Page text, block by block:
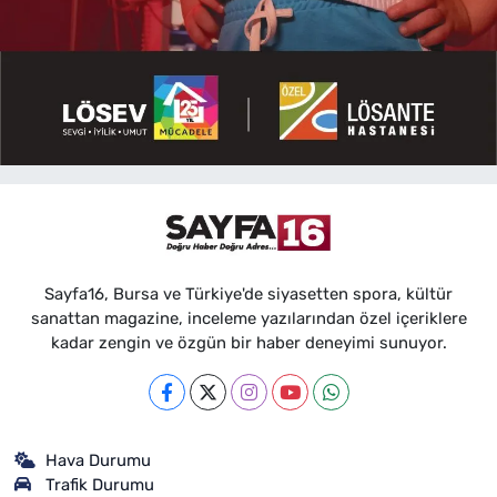
Sayfa16, Bursa ve Türkiye'de siyasetten spora, kültür
sanattan magazine, inceleme yazılarından özel içeriklere
kadar zengin ve özgün bir haber deneyimi sunuyor.
Hava Durumu
Trafik Durumu